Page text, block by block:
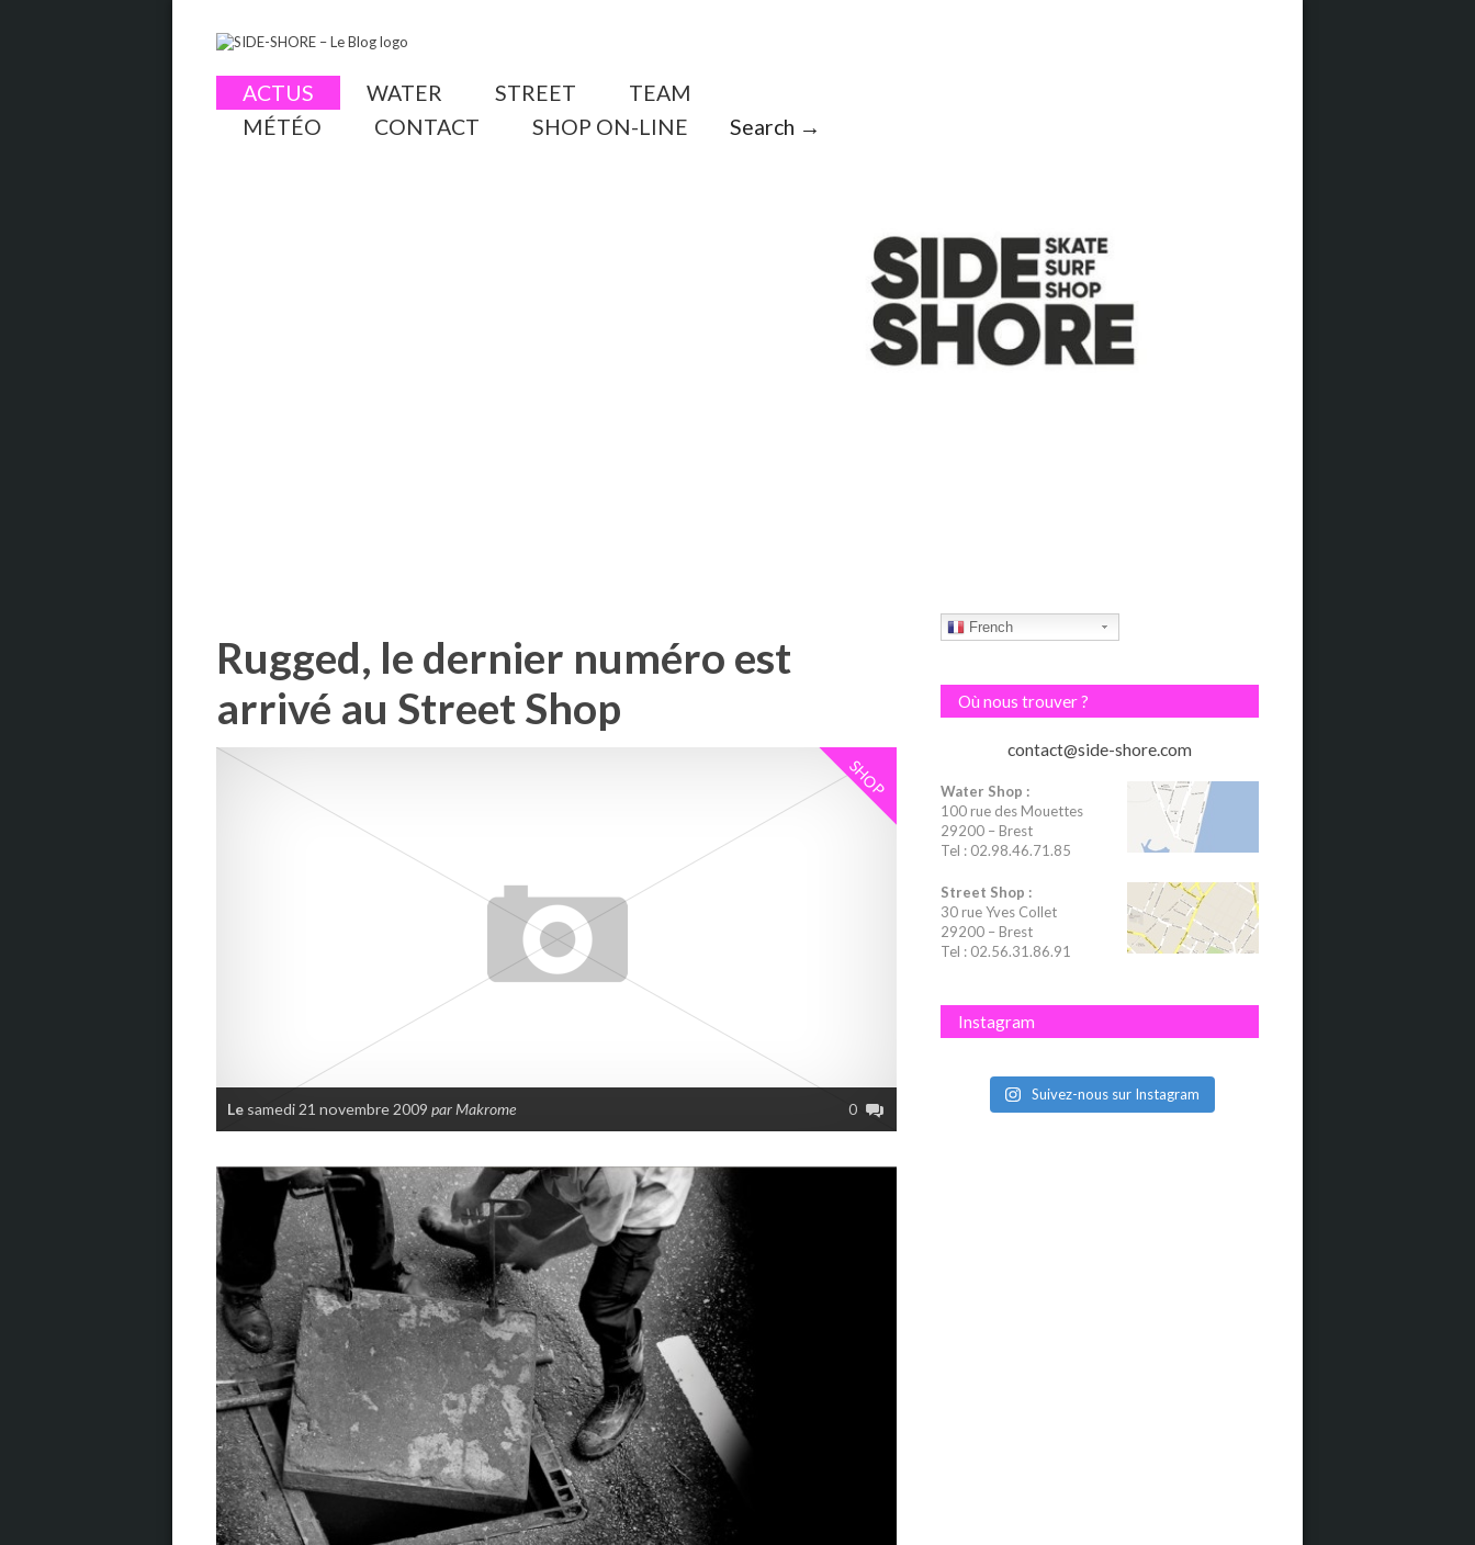
ACTUS WATER STREET
TEAM
MÉTÉO
CONTACT SHOP ON-LINE Search →
Rugged, le dernier numéro est
arrivé au Street Shop
SHOP
Le samedi 21 novembre 2009 par Makrome 0
French
Où nous trouver ?
contact@side-shore.com
Water Shop :
100 rue des Mouettes
29200 – Brest
Tel : 02.98.46.71.85
Street Shop :
30 rue Yves Collet
29200 – Brest
Tel : 02.56.31.86.91
Instagram
Suivez-nous sur Instagram